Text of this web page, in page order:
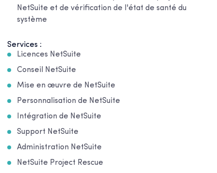
NetSuite et de vérification de l'état de santé du
système
Services :
Licences NetSuite
Conseil NetSuite
Mise en œuvre de NetSuite
Personnalisation de NetSuite
Intégration de NetSuite
Support NetSuite
Administration NetSuite
NetSuite Project Rescue